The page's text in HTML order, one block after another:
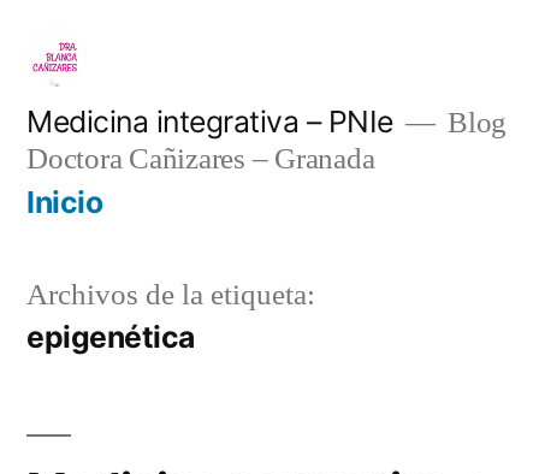
contenido
Medicina integrativa – PNIe
Blog
Doctora Cañizares – Granada
Inicio
Archivos de la etiqueta:
epigenética